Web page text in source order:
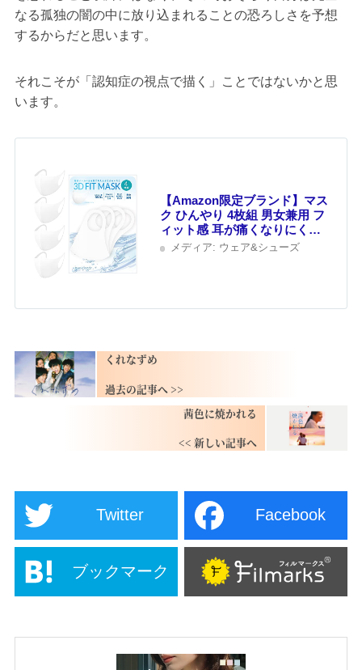
なる孤独の闇の中に放り込まれることの恐ろしさを予想
するからだと思います。
それこそが「認知症の視点で描く」ことではないかと思
います。
【Amazon限定ブランド】マス
ク ひんやり 4枚組 男女兼用 フ
ィット感 耳が痛くなりにくい
呼吸しやすい 伸縮性抜群 立体
メディア: ウェア&シューズ
くれなずめ
茜色に焼かれる
Twitter Facebook
ブックマーク